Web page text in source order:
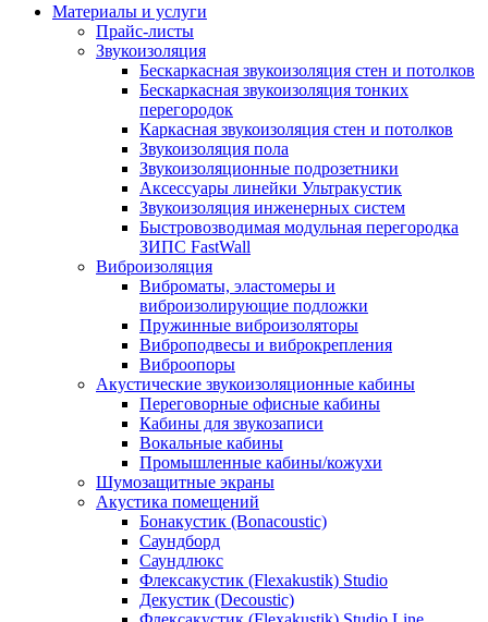
Материалы и услуги
Прайс-листы
Звукоизоляция
Бескаркасная звукоизоляция стен и потолков
Бескаркасная звукоизоляция тонких
перегородок
Каркасная звукоизоляция стен и потолков
Звукоизоляция пола
Звукоизоляционные подрозетники
Аксессуары линейки Ультракустик
Звукоизоляция инженерных систем
Быстровозводимая модульная перегородка
ЗИПС FastWall
Виброизоляция
Виброматы, эластомеры и
виброизолирующие подложки
Пружинные виброизоляторы
Виброподвесы и виброкрепления
Виброопоры
Акустические звукоизоляционные кабины
Переговорные офисные кабины
Кабины для звукозаписи
Вокальные кабины
Промышленные кабины/кожухи
Шумозащитные экраны
Акустика помещений
Бонакустик (Bonacoustic)
Саундборд
Саундлюкс
Флексакустик (Flexakustik) Studio
Декустик (Decoustic)